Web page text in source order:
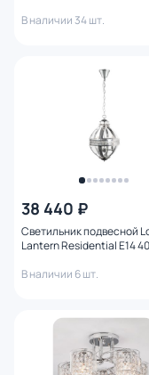
В наличии 34 шт.
38 440 ₽
Светильник подвесной
Lantern Residential E14
В наличии 6 шт.